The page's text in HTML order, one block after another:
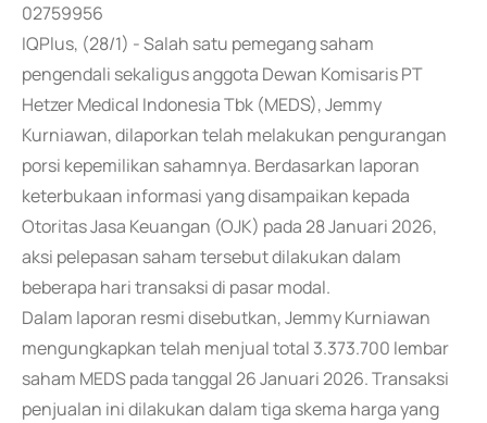
02759956
IQPlus, (28/1) - Salah satu pemegang saham
pengendali sekaligus anggota Dewan Komisaris PT
Hetzer Medical Indonesia Tbk (MEDS), Jemmy
Kurniawan, dilaporkan telah melakukan pengurangan
porsi kepemilikan sahamnya. Berdasarkan laporan
keterbukaan informasi yang disampaikan kepada
Otoritas Jasa Keuangan (OJK) pada 28 Januari 2026,
aksi pelepasan saham tersebut dilakukan dalam
beberapa hari transaksi di pasar modal.
Dalam laporan resmi disebutkan, Jemmy Kurniawan
mengungkapkan telah menjual total 3.373.700 lembar
saham MEDS pada tanggal 26 Januari 2026. Transaksi
penjualan ini dilakukan dalam tiga skema harga yang